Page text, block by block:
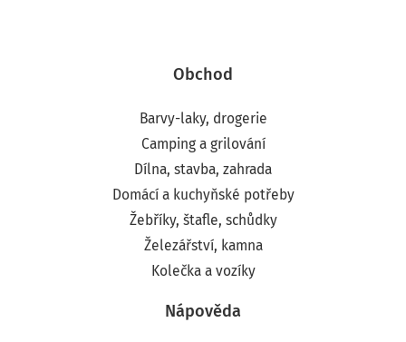
Obchod
Barvy-laky, drogerie
Camping a grilování
Dílna, stavba, zahrada
Domácí a kuchyňské potřeby
Žebříky, štafle, schůdky
Železářství, kamna
Kolečka a vozíky
Nápověda